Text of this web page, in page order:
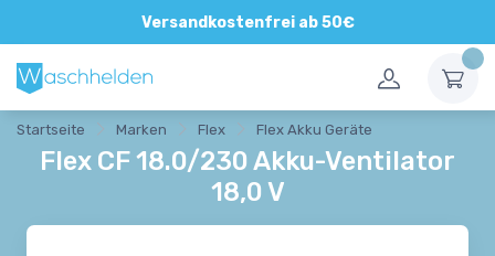
Versandkostenfrei ab 50€
Startseite Marken Flex Flex Akku Geräte
Flex CF 18.0/230 Akku-Ventilator
18,0 V